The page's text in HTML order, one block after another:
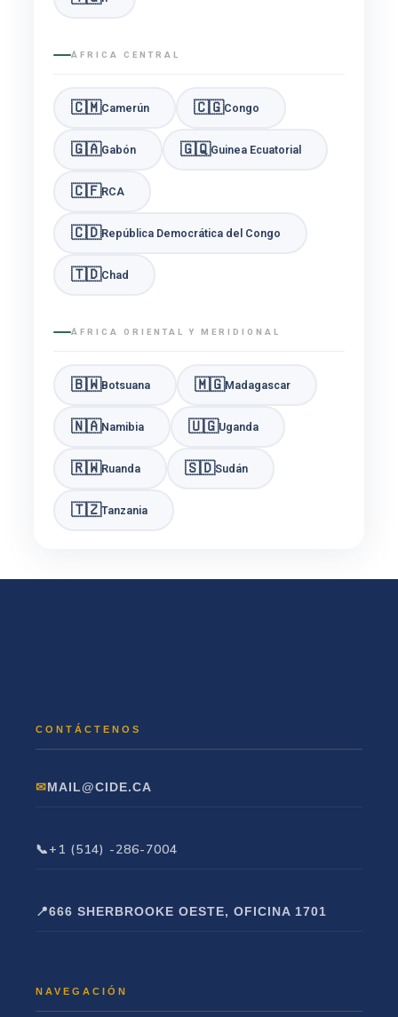
ÁFRICA CENTRAL
🇨🇲Camerún 🇨🇬Congo
🇬🇦Gabón 🇬🇶Guinea Ecuatorial
🇨🇫RCA
🇨🇩República Democrática del Congo
🇹🇩Chad
ÁFRICA ORIENTAL Y MERIDIONAL
🇧🇼Botsuana 🇲🇬Madagascar
🇳🇦Namibia 🇺🇬Uganda
🇷🇼Ruanda 🇸🇩Sudán
🇹🇿Tanzania
MAIL@CIDE.CA
+1 (514) -286-7004
666 SHERBROOKE OESTE, OFICINA 1701